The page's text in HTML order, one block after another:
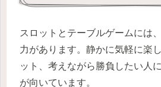
スロットとテーブルゲームには
力があります。静かに気軽に楽
ット、考えながら勝負したい人
が向いています。